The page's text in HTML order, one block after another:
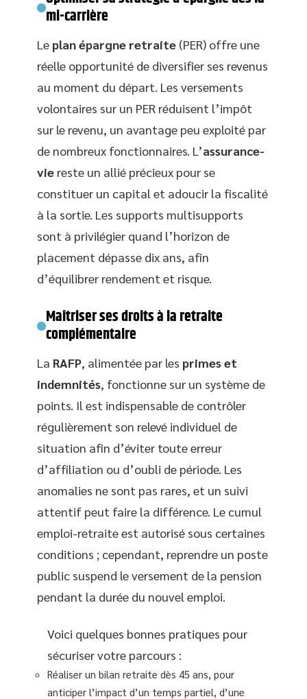
mi-carrière
Le plan épargne retraite (PER) offre une
réelle opportunité de diversifier ses revenus
au moment du départ. Les versements
volontaires sur un PER réduisent l’impôt
sur le revenu, un avantage peu exploité par
de nombreux fonctionnaires. L’assurance-
vie reste un allié précieux pour se
constituer un capital et adoucir la fiscalité
à la sortie. Les supports multisupports
sont à privilégier quand l’horizon de
placement dépasse dix ans, afin
d’équilibrer rendement et risque.
Maîtriser ses droits à la retraite
complémentaire
La RAFP, alimentée par les primes et
indemnités, fonctionne sur un système de
points. Il est indispensable de contrôler
régulièrement son relevé individuel de
situation afin d’éviter toute erreur
d’affiliation ou d’oubli de période. Les
anomalies ne sont pas rares, et un suivi
attentif peut faire la différence. Le cumul
emploi-retraite est autorisé sous certaines
conditions ; cependant, reprendre un poste
public suspend le versement de la pension
pendant la durée du nouvel emploi.
Voici quelques bonnes pratiques pour
sécuriser votre parcours :
Réaliser un bilan retraite dès 45 ans, pour
anticiper l’impact d’un temps partiel, d’une